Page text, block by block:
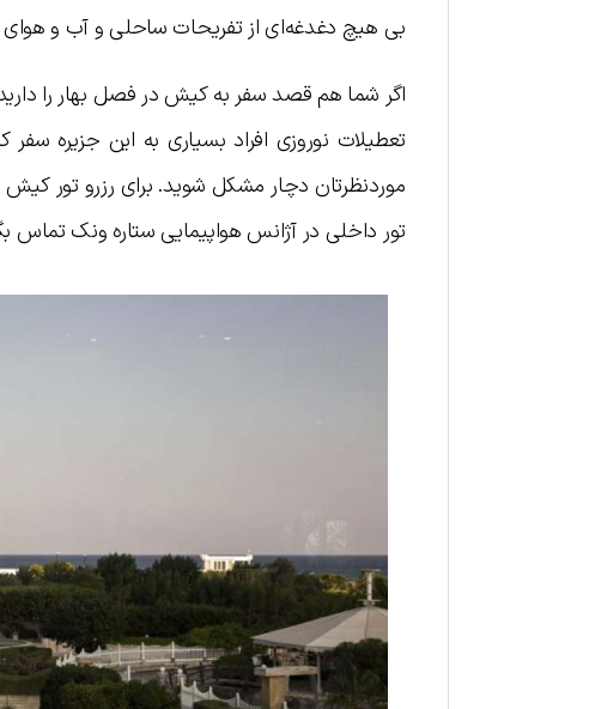
بی هیچ دغدغه‌ای از تفریحات ساحلی و آب و هوای
اگر شما هم قصد سفر به کیش در فصل بهار را
تعطیلات نوروزی افراد بسیاری به این جزیره
تور داخلی در آژانس هواپیمایی ستاره ونک تماس